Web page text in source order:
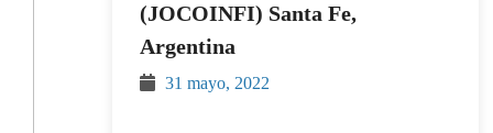
(JOCOINFI) Santa Fe,
Argentina
31 mayo, 2022